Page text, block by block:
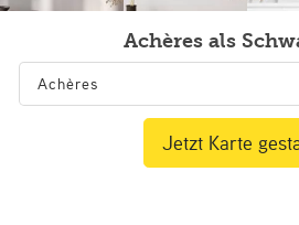
Achères als
Jetzt Karte